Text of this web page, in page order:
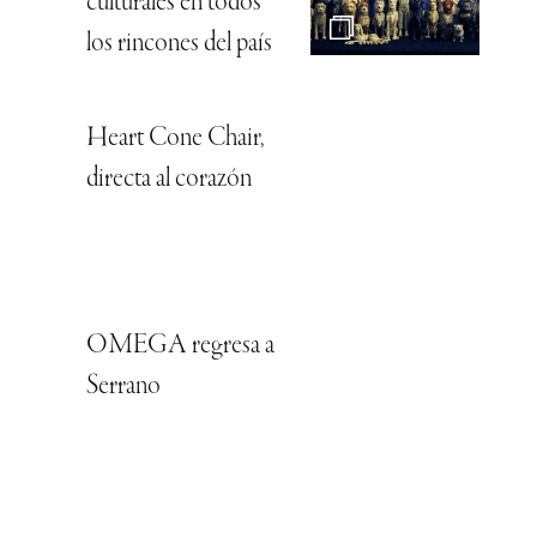
los rincones del país
Heart Cone Chair,
directa al corazón
OMEGA regresa a
Serrano